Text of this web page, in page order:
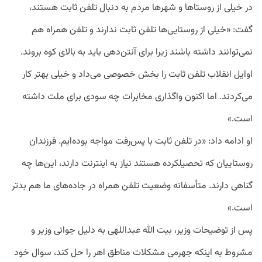
در خیلی از روستاها و شهرها مردم به دنبال تلفن ثابت هستند،
گفت: «خیلی از روستایی‌ها تلفن ثابت ندارند و تلفن همراه هم
نمی‌توانند داشته باشند زیرا برای آنتن‌دهی باید به بالای کوه بروند.
اوایل انقلاب تلفن ثابت را بخش خصوصی می‌داد و خیلی بهتر کار
می‌کردند. اما اکنون واگذاری مخابرات چه سودی برای ملت داشته
است.»
او ادامه داد:‌ «در تلفن ثابت با پس‌رفت مواجه بوده‌ایم. فرزندان
روستاییان که تحصیلکرده هستند نیاز به اینترنت دارند، این‌ها چه
گناهی دارند. متأسفانه وضعیت تلفن همراه در جاده‌های ما هم بدتر
است.»
پس از توضیحات وزیر، بیت الله عبداللهی به دلیل جوانی وزیر و
مشروط به اینکه جهرمی مشکلات مناطق اهر را حل کند، سوال خود